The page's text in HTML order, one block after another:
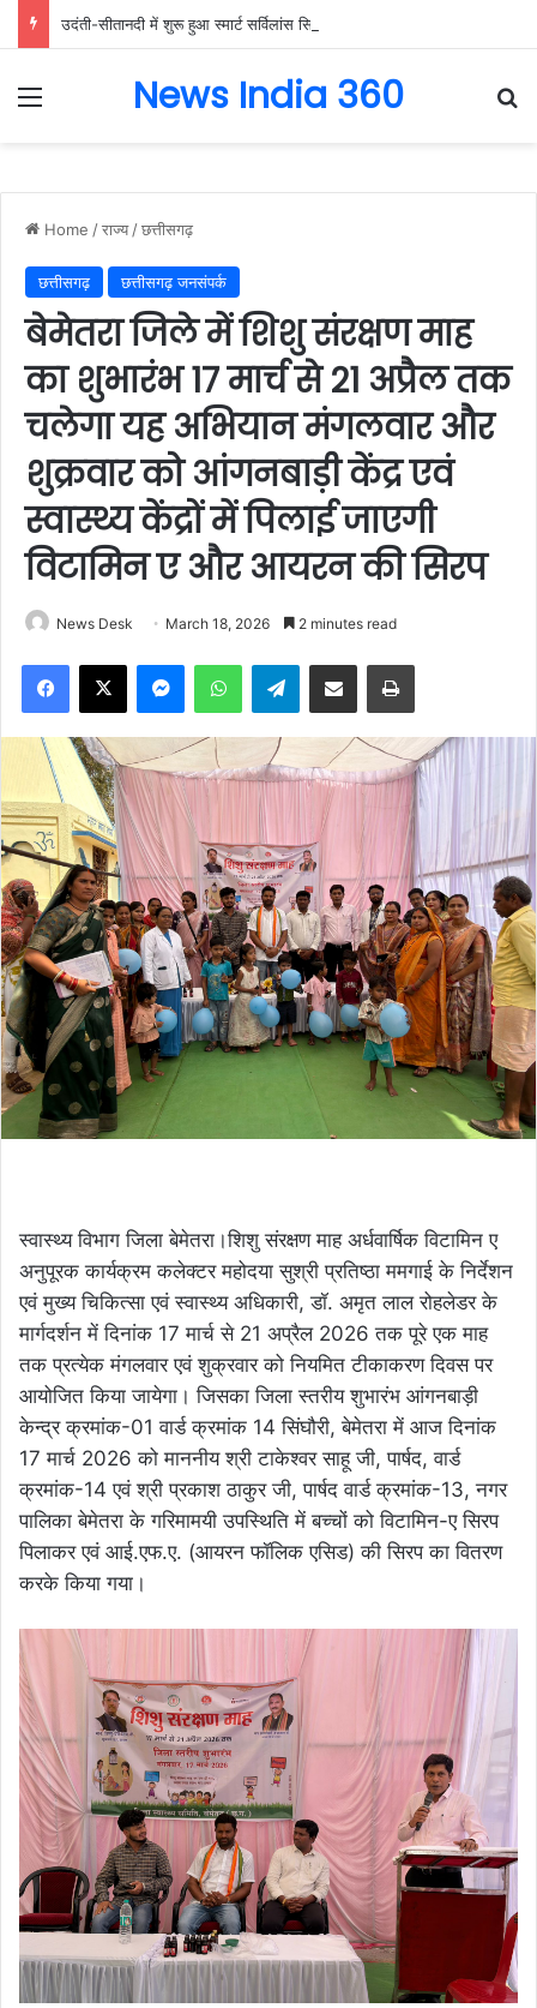
Menu News India 360
Home /राज्य /छत्तीसगढ़
छत्तीसगढ़ छत्तीसगढ़ जनसंपर्क
बेमेतरा जिले में शिशु संरक्षण माह
का शुभारंभ 17 मार्च से 21 अप्रैल तक
चलेगा यह अभियान मंगलवार और
शुक्रवार को आंगनबाड़ी केंद्र एवं
स्वास्थ्य केंद्रों में पिलाई जाएगी
विटामिन ए और आयरन की सिरप
News Desk March 18, 2026 2 minutes read
Facebook
X MessengerWhatsAppTelegramShare via Email Print
स्वास्थ्य विभाग जिला बेमेतरा।शिशु संरक्षण माह अर्धवार्षिक विटामिन ए
अनुपूरक कार्यक्रम कलेक्टर महोदया सुश्री प्रतिष्ठा ममगाई के निर्देशन
एवं मुख्य चिकित्सा एवं स्वास्थ्य अधिकारी, डॉ. अमृत लाल रोहलेडर के
मार्गदर्शन में दिनांक 17 मार्च से 21 अप्रैल 2026 तक पूरे एक माह
तक प्रत्येक मंगलवार एवं शुक्रवार को नियमित टीकाकरण दिवस पर
आयोजित किया जायेगा। जिसका जिला स्तरीय शुभारंभ आंगनबाड़ी
केन्द्र क्रमांक-01 वार्ड क्रमांक 14 सिंघौरी, बेमेतरा में आज दिनांक
17 मार्च 2026 को माननीय श्री टाकेश्वर साहू जी, पार्षद, वार्ड
क्रमांक-14 एवं श्री प्रकाश ठाकुर जी, पार्षद वार्ड क्रमांक-13, नगर
पालिका बेमेतरा के गरिमामयी उपस्थिति में बच्चों को विटामिन-ए सिरप
पिलाकर एवं आई.एफ.ए. (आयरन फॉलिक एसिड) की सिरप का वितरण
करके किया गया।